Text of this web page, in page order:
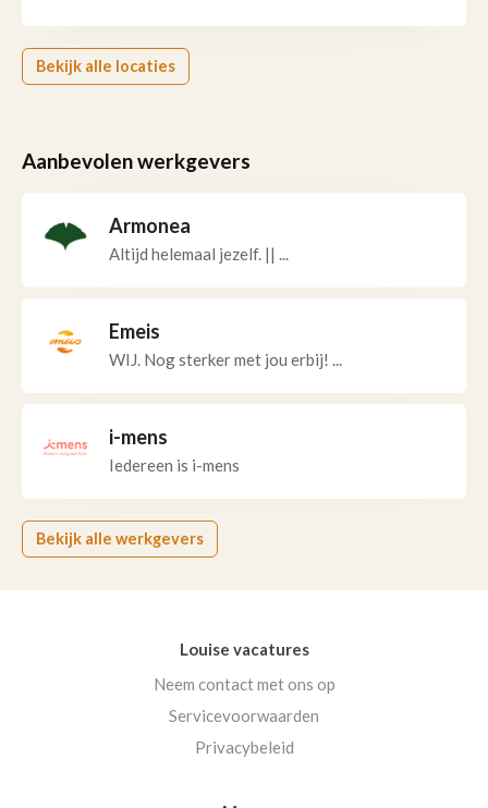
Bekijk alle locaties
Aanbevolen werkgevers
Armonea
Altijd helemaal jezelf. || ...
Emeis
WIJ. Nog sterker met jou erbij! ...
i-mens
Iedereen is i-mens
Bekijk alle werkgevers
Louise vacatures
Neem contact met ons op
Servicevoorwaarden
Privacybeleid